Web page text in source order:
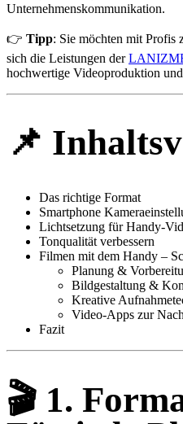
Unternehmenskommunikation.
👉 Tipp: Sie möchten mit Profis
sich die Leistungen der
hochwertige Videoproduktion
📌
Das richtige Format
Smartphone
Lichtsetzung für Handy-
Tonqualität verbessern
Filmen mit dem Handy –
Planung &
Bildgestaltung &
Kreative
Video-Apps zur
Fazit
🎬 1.